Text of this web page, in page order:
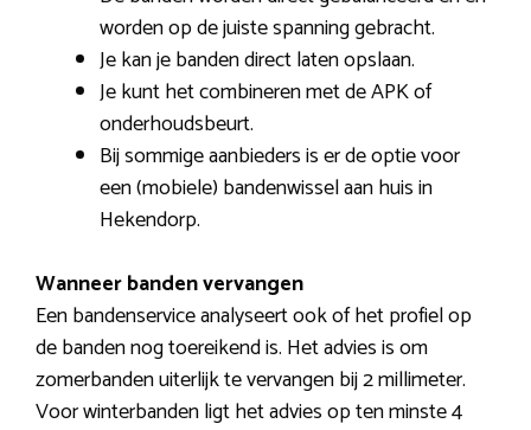
worden op de juiste spanning gebracht.
Je kan je banden direct laten opslaan.
Je kunt het combineren met de APK of
onderhoudsbeurt.
Bij sommige aanbieders is er de optie voor
een (mobiele) bandenwissel aan huis in
Hekendorp.
Wanneer banden vervangen
Een bandenservice analyseert ook of het profiel op
de banden nog toereikend is. Het advies is om
zomerbanden uiterlijk te vervangen bij 2 millimeter.
Voor winterbanden ligt het advies op ten minste 4